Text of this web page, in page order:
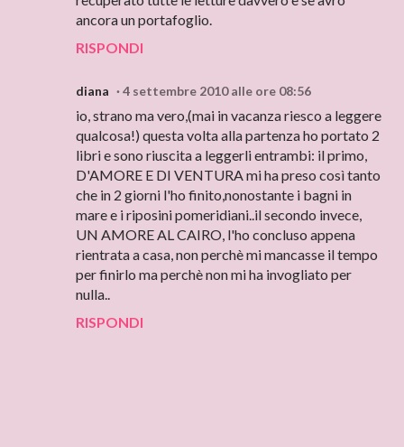
ancora un portafoglio.
RISPONDI
diana 4 settembre 2010 alle ore 08:56
io, strano ma vero,(mai in vacanza riesco a leggere
qualcosa!) questa volta alla partenza ho portato 2
libri e sono riuscita a leggerli entrambi: il primo,
D'AMORE E DI VENTURA mi ha preso così tanto
che in 2 giorni l'ho finito,nonostante i bagni in
mare e i riposini pomeridiani..il secondo invece,
UN AMORE AL CAIRO, l'ho concluso appena
rientrata a casa, non perchè mi mancasse il tempo
per finirlo ma perchè non mi ha invogliato per
nulla..
RISPONDI